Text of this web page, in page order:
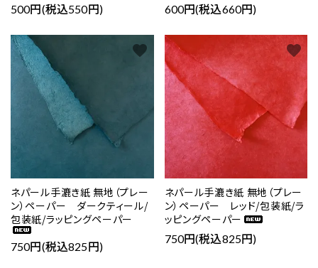
500円(税込550円) 600円(税込660円)
ネパール手漉き紙 無地（プレー
ン）ペーパー ダークティール/
包装紙/ラッピングペーパー
750円(税込825円)
favorite
ネパール手漉き紙 無地（プレー
ン）ペーパー レッド/包装紙/ラ
ッピングペーパー
750円(税込825円)
favorite